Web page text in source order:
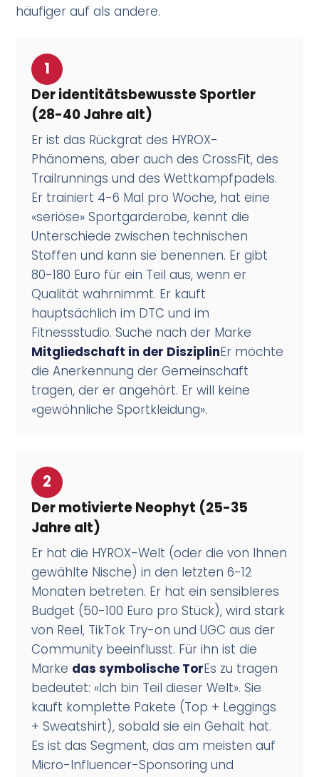
häufiger auf als andere.
1
Der identitätsbewusste Sportler
(28-40 Jahre alt)
Er ist das Rückgrat des HYROX-
Phänomens, aber auch des CrossFit, des
Trailrunnings und des Wettkampfpadels.
Er trainiert 4-6 Mal pro Woche, hat eine
«seriöse» Sportgarderobe, kennt die
Unterschiede zwischen technischen
Stoffen und kann sie benennen. Er gibt
80-180 Euro für ein Teil aus, wenn er
Qualität wahrnimmt. Er kauft
hauptsächlich im DTC und im
Fitnessstudio. Suche nach der Marke
Mitgliedschaft in der DisziplinEr möchte
die Anerkennung der Gemeinschaft
tragen, der er angehört. Er will keine
«gewöhnliche Sportkleidung».
2
Der motivierte Neophyt (25-35
Jahre alt)
Er hat die HYROX-Welt (oder die von Ihnen
gewählte Nische) in den letzten 6-12
Monaten betreten. Er hat ein sensibleres
Budget (50-100 Euro pro Stück), wird stark
von Reel, TikTok Try-on und UGC aus der
Community beeinflusst. Für ihn ist die
Marke das symbolische TorEs zu tragen
bedeutet: «Ich bin Teil dieser Welt». Sie
kauft komplette Pakete (Top + Leggings
+ Sweatshirt), sobald sie ein Gehalt hat.
Es ist das Segment, das am meisten auf
Micro-Influencer-Sponsoring und